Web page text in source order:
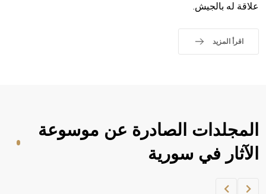
له بالجيش.
اقرأ المزيد
الصادرة عن موسوعة
في سورية